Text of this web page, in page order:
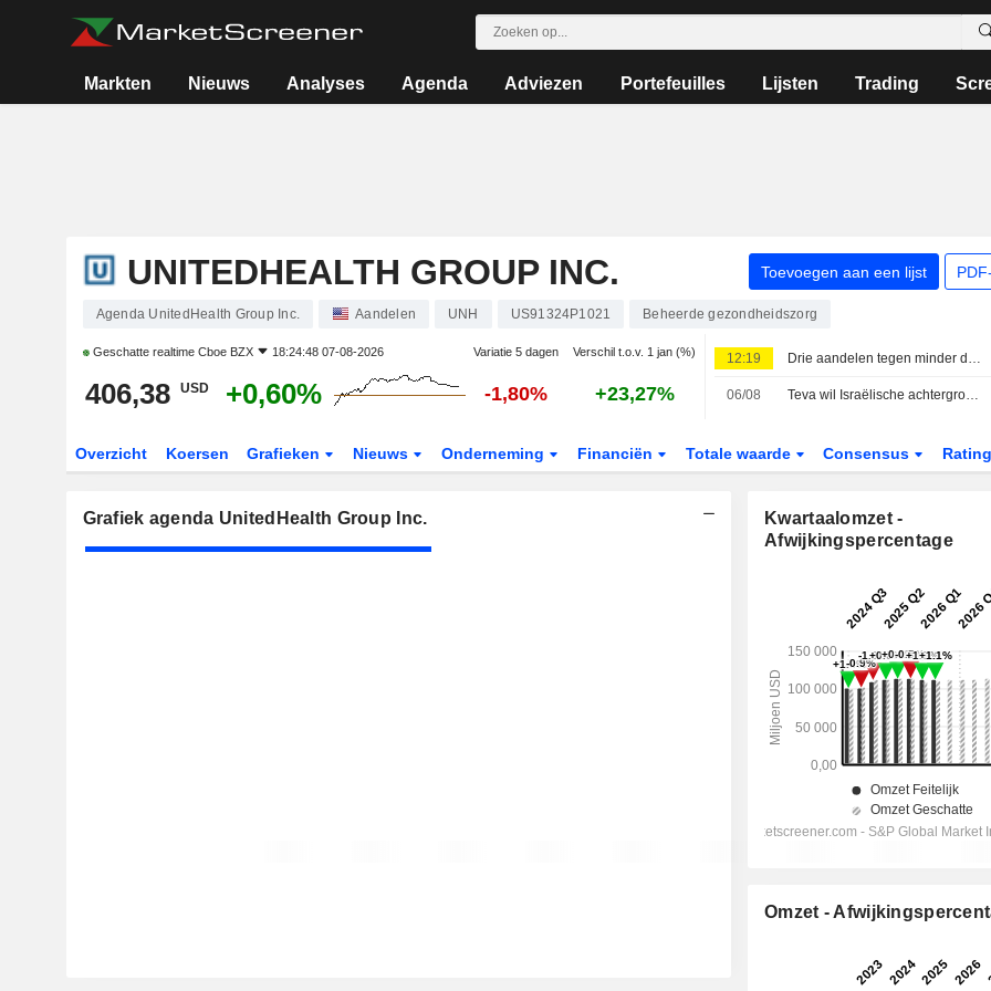
Markten Nieuws Analyses Agenda Adviezen Portefeuilles Lijsten Trading
UNITEDHEALTH GROUP INC. Toevoegen aan een lijst
Agenda UnitedHealth Group Inc. Aandelen UNH US91324P1021 Beheerde gezondheidszorg
Geschatte realtime Cboe BZX 18:24:48 07-08-2026 Variatie 5 dagen Verschil t.o.v. 1 jan (%)
406,38 USD +0,60% -1,80% +23,27%
12:19 Drie aandelen tegen minder dan 5 keer de winst: koopje of valstrik?
06/08 Teva wil Israëlische achtergrond buiten rechtszaal houden vanwege oorlog in Gaza
Overzicht Koersen Grafieken Nieuws Onderneming Financiën Totale waarde Consensus
Grafiek agenda UnitedHealth Group Inc.
Kwartaalomzet -
Afwijkingspercentage
Omzet -